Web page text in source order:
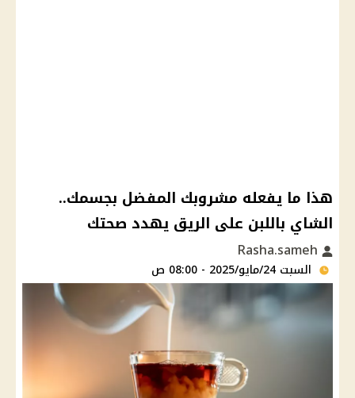
هذا ما يفعله مشروبك المفضل بجسمك..
الشاي باللبن على الريق يهدد صحتك
السبت 24/مايو/2025 - 08:00 ص